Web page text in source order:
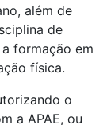
além de
de
formação em
física.
o
a APAE, ou